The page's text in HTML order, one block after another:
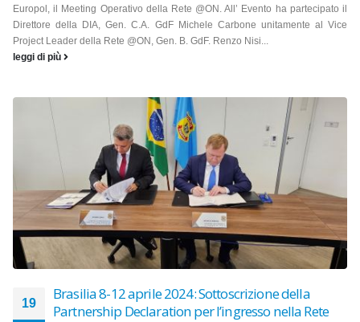
Europol, il Meeting Operativo della Rete @ON. All’ Evento ha partecipato il
Direttore della DIA, Gen. C.A. GdF Michele Carbone unitamente al Vice
Project Leader della Rete @ON, Gen. B. GdF. Renzo Nisi...
leggi di più
19
Brasilia 8-12 aprile 2024: Sottoscrizione della
Partnership Declaration per l’ingresso nella Rete